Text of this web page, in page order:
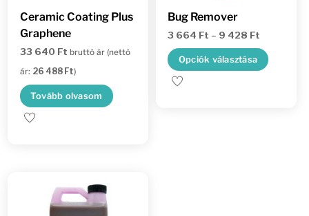
Ceramic Coating Plus
Graphene
33 640 Ft bruttó ár (nettó
ár: 26 488 Ft)
Tovább olvasom
Bug Remover
3 664 Ft – 9 428 Ft
3
664 Ft
Opciók választása